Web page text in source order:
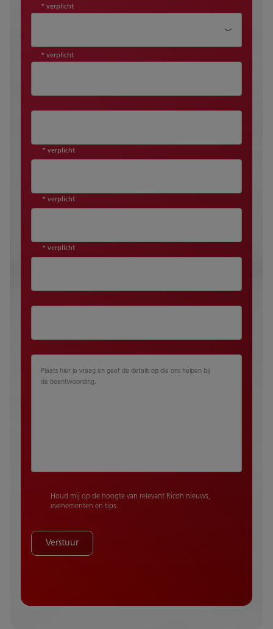
* verplicht
* verplicht
* verplicht
* verplicht
* verplicht
Plaats hier je vraag en geef de details op die ons helpen bij
de beantwoording.
Houd mij op de hoogte van relevant Ricoh nieuws,
evenementen en tips.
Verstuur